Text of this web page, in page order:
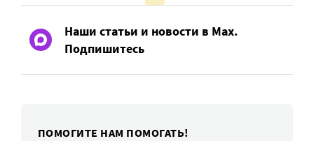
Наши статьи и новости в Max.
Подпишитесь
ПОМОГИТЕ НАМ ПОМОГАТЬ!